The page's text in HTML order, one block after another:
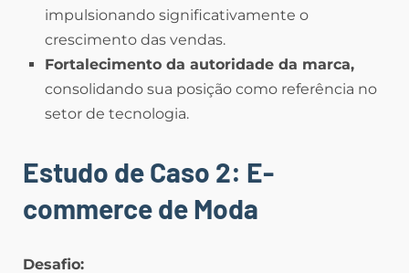
impulsionando significativamente o
crescimento das vendas.
Fortalecimento da autoridade da marca,
consolidando sua posição como referência no
setor de tecnologia.
Estudo de Caso 2: E-
commerce de Moda
Desafio: